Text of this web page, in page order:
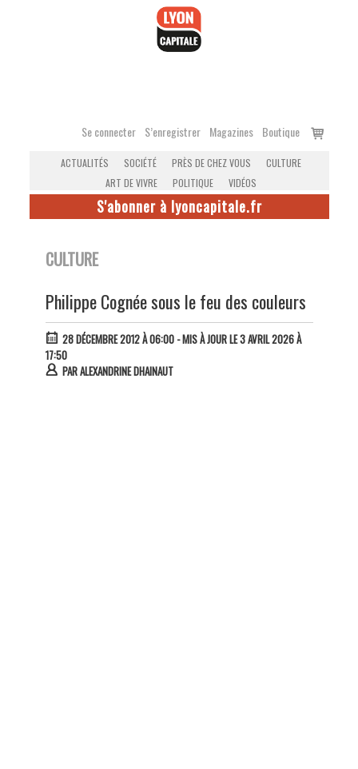
Se connecter S’enregistrer Magazines Boutique
Voir
ACTUALITÉS SOCIÉTÉ PRÈS DE CHEZ VOUS
CULTURE
ART DE VIVRE
POLITIQUE VIDÉOS
S'abonner à lyoncapitale.fr
CULTURE
Philippe Cognée sous le feu des couleurs
28 DÉCEMBRE 2012 À 06:00- MIS À JOUR LE 3 AVRIL 2026 À
17:50
PARALEXANDRINE DHAINAUT